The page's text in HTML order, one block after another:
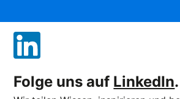
Folge uns auf LinkedIn.